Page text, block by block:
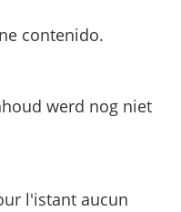
contenido.
werd nog niet
l'istant aucun